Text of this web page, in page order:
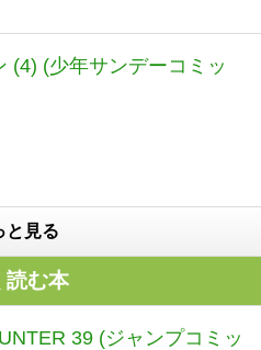
(4) (少年サンデーコミッ
と見る
読む本
39 (ジャンプコミッ